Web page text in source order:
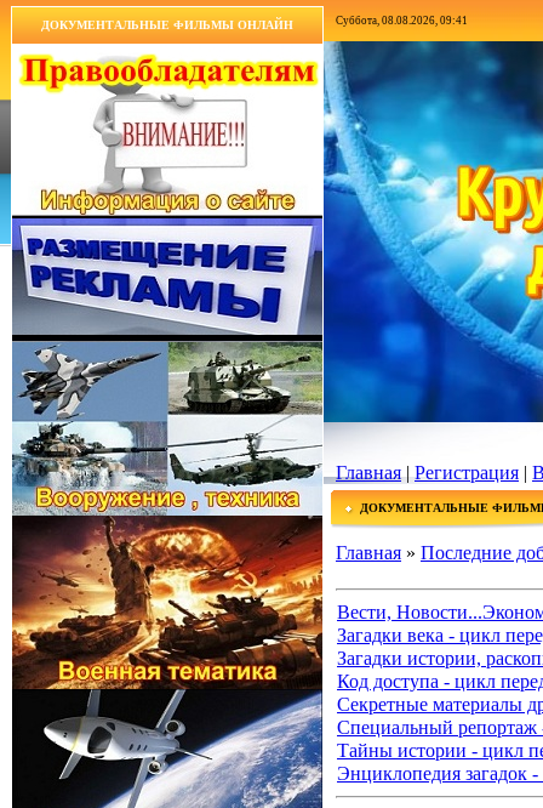
ДОКУМЕНТАЛЬНЫЕ ФИЛЬМЫ ОНЛАЙН Суббота, 08.08.2026, 09:41
Главная|Регистрация |
ДОКУМЕНТАЛЬНЫЕ
Главная » Последние
Вести,
Загадки века - цикл
Загадки истории,
Код доступа - цикл
Секретные материалы
Специальный репортаж
Тайны истории - цикл
Энциклопедия загадок -